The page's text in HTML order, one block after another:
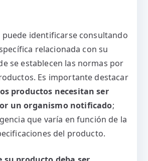
puede identificarse consultando
relacionada con su
se establecen las normas por
Es importante destacar
productos necesitan ser
un organismo notificado;
que varía en función de la
del producto.